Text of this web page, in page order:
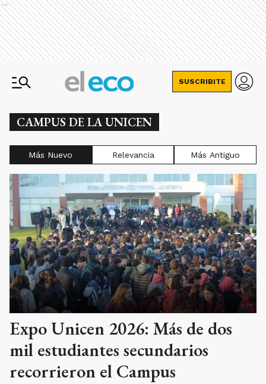
Ads
SUSCRIBITE
CAMPUS DE LA UNICEN
Más Nuevo Relevancia Más Antiguo
Expo Unicen 2026: Más de dos
mil estudiantes secundarios
recorrieron el Campus